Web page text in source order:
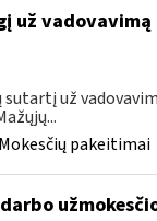
už
už
Mokesčių pakeitimai